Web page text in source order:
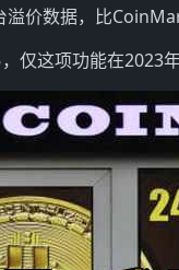
溢价数据，比
仅这项功能在2023